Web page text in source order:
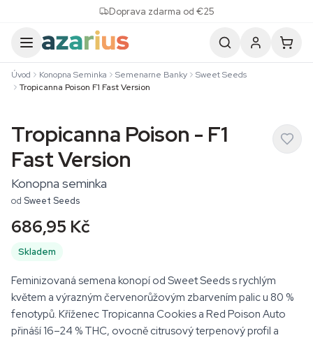
Doprava zdarma od €25
Úvod Konopna Seminka Semenarne Banky
Sweet Seeds
Tropicanna Poison F1 Fast Version
Tropicanna Poison - F1
Fast Version
Konopna seminka
od Sweet Seeds
686,95 Kč
Skladem
Feminizovaná semena konopí od Sweet Seeds s rychlým
květem a výrazným červenorůžovým zbarvením palic u 80 %
fenotypů. Kříženec Tropicanna Cookies a Red Poison Auto
přináší 16–24 % THC, ovocně citrusový terpenový profil a